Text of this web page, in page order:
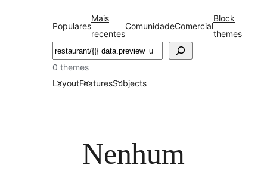
Populares
Mais
recentes
ComunidadeComercial
Block
themes
Pesquisar
0 themes
LayoutFeaturesSubjects
Nenhum